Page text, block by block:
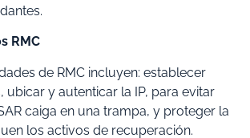
RMC
de RMC incluyen: establecer
ubicar y autenticar la IP, para evitar
caiga en una trampa, y proteger la
los activos de recuperación.